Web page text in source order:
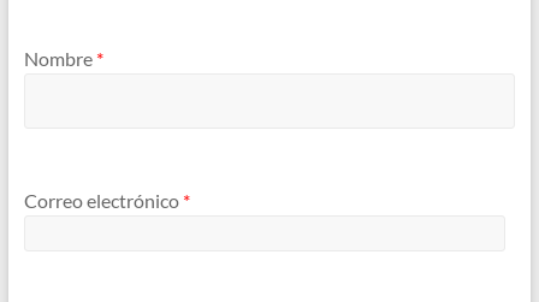
Nombre *
Correo electrónico *